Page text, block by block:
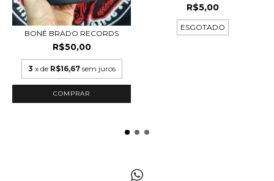
BONÉ BRADO RECORDS
R$50,00
3 x de R$16,67 sem juros
R$5,00
ESGOTADO